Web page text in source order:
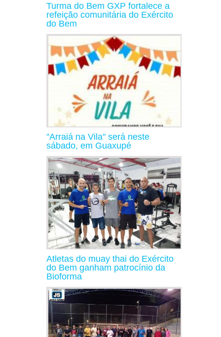
Turma do Bem GXP fortalece a
refeição comunitária do Exército
do Bem
"Arraiá na Vila" será neste
sábado, em Guaxupé
Atletas do muay thai do Exército
do Bem ganham patrocínio da
Bioforma